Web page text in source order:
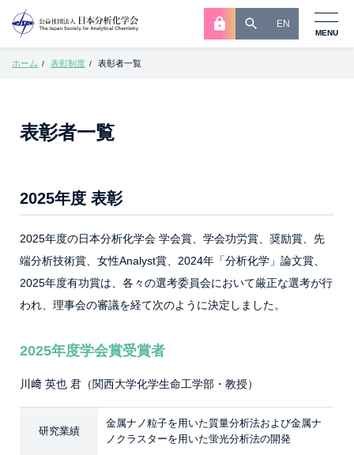
EN
MENU
ホーム / 表彰制度 / 表彰者一覧
表彰者一覧
2025年度 表彰
2025年度の日本分析化学会 学会賞、学会功労賞、奨励賞、先
端分析技術賞、女性Analyst賞、2024年「分析化学」論文賞、
2025年度有功賞は、各々の選考委員会において厳正な選考が行
われ、理事会の審議を経て次のように決定しました。
2025年度学会賞受賞者
川﨑 英也 君（関西大学化学生命工学部・教授）
研究業績
金属ナノ粒子を用いた質量分析法および金属ナ
ノクラスターを用いた蛍光分析法の開発